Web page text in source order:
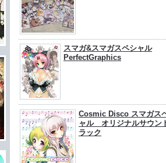
スマガ&スマガスペシャル
PerfectGraphics
Cosmic Disco スマガス
ャル オリジナルサウン
ラック